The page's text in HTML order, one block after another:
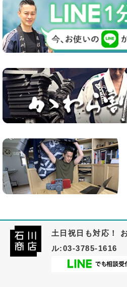
土日祝日も対応！
ル:03-3785-1616